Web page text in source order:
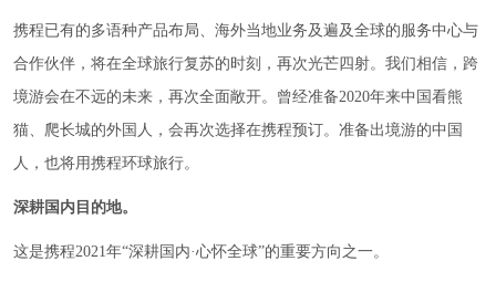
携程已有的多语种产品布局、海外当地业务及遍及全球的服务中心与
合作伙伴，将在全球旅行复苏的时刻，再次光芒四射。我们相信，跨
境游会在不远的未来，再次全面敞开。曾经准备2020年来中国看熊
猫、爬长城的外国人，会再次选择在携程预订。准备出境游的中国
人，也将用携程环球旅行。
深耕国内目的地。
这是携程2021年“深耕国内·心怀全球”的重要方向之一。